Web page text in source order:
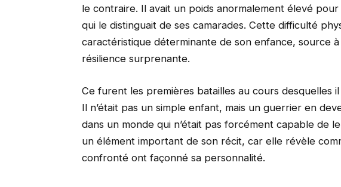
le contraire. Il avait un poids anormalement élevé
qui le distinguait de ses camarades. Cette difficulté
caractéristique déterminante de son enfance, source
résilience surprenante.
Ce furent les premières batailles au cours desquelles
Il n’était pas un simple enfant, mais un guerrier en
dans un monde qui n’était pas forcément capable de
un élément important de son récit, car elle révèle
confronté ont façonné sa personnalité.